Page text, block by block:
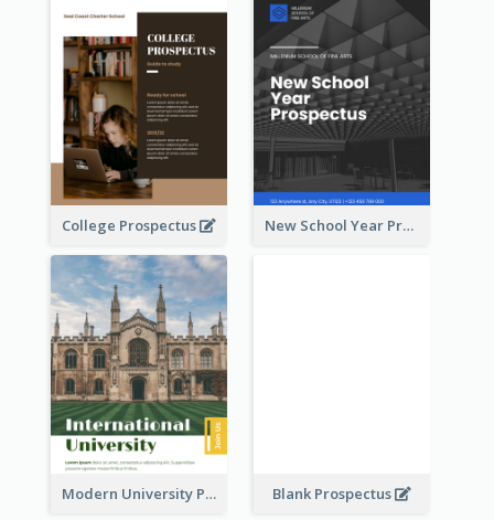
College Prospectus New School Year Prospectus
Modern University Prospectus Blank Prospectus